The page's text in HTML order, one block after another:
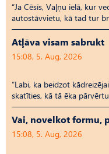
“Ja Cēsīs, Vaļņu ielā, kur
autostāvvietu, kā tad tur
Atļāva visam sabrukt
15:08, 5. Aug, 2026
“Labi, ka beidzot
skatīties, kā tā ēka
Vai, novelkot formu,
15:08, 5. Aug, 2026